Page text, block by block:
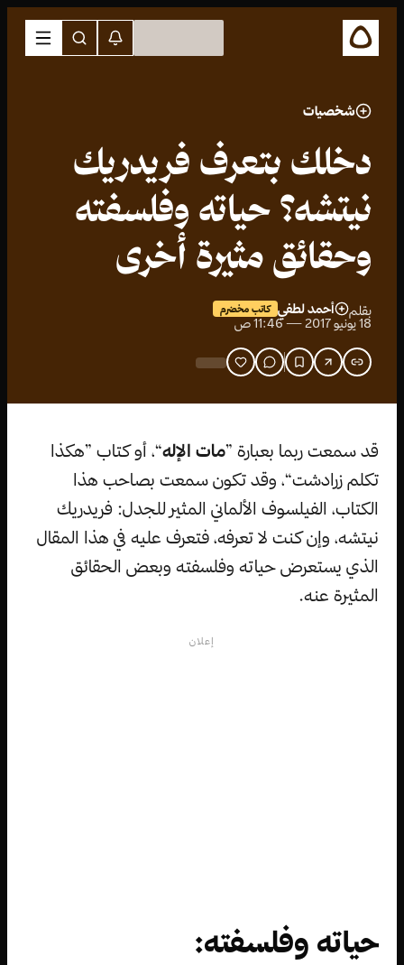
شخصيات
دخلك بتعرف فريدريك
نيتشه؟ حياته وفلسفته
وحقائق مثيرة أخرى
بقلم أحمد لطفي كاتب مخضرم
18 يونيو 2017 — 11:46 ص
قد سمعت ربما بعبارة ”مات الإله“، أو كتاب ”هكذا
تكلم زرادشت“، وقد تكون سمعت بصاحب هذا
الكتاب، الفيلسوف الألماني المثير للجدل: فريدريك
نيتشه، وإن كنت لا تعرفه، فتعرف عليه في هذا المقال
الذي يستعرض حياته وفلسفته وبعض الحقائق
المثيرة عنه.
إعلان
حياته وفلسفته: